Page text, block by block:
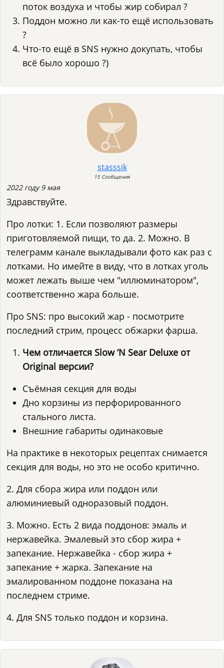
поток воздуха и чтобы жир собирал ?
Поддон можно ли как-то ещё использовать
?
Что-то ещё в SNS нужно докупать, чтобы
всё было хорошо ?)
stasssik
15 Сообщения
2022 году 9 мая
Здравствуйте.
Про лотки: 1. Если позволяют размеры
приготовляемой пищи, то да. 2. Можно. В
телеграмм канале выкладывали фото как раз с
лотками. Но имейте в виду, что в лотках уголь
может лежать выше чем "иллюминатором",
соответственно жара больше.
Про SNS: про высокий жар - посмотрите
последний стрим, процесс обжарки фарша.
Чем отличается Slow ‘N Sear Deluxe от
Original версии?
Съёмная секция для воды
Дно корзины из перфорированного
стального листа.
Внешние габариты одинаковые
На практике в некоторых рецептах снимается
секция для воды, но это не особо критично.
2. Для сбора жира или поддон или
алюминиевый одноразовый поддон.
3. Можно. Есть 2 вида поддонов: эмаль и
нержавейка. Эмалевый это сбор жира +
запекание. Нержавейка - сбор жира +
запекание + жарка. Запекание на
эмалированном поддоне показана на
последнем стриме.
4. Для SNS только поддон и корзина.